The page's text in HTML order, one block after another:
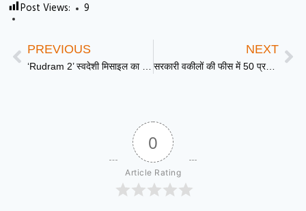
Post Views: 9
PREVIOUS
‘Rudram 2’ स्वदेशी मिसाइल का सफल परीक्षण, दुश्मन के रडार और एयर डिफेंस होंगे पूरी तरह ध्वस्त | DD News UP
NEXT
सरकारी वकीलों की फीस में 50 प्रतिशत तक की बढ़ोतरी: UP की Yogi cabinet जल्द दे सकती है मंजूरी
0
Article Rating